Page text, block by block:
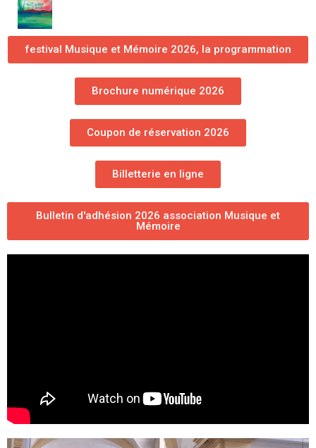
festival Musique et Mémoire 2026, la programmation
Brochure numérique 2026
Coupon de réservation 2026
Billetterie en ligne
Bulletin d'adhésion 2026 association Musique et
Mémoire